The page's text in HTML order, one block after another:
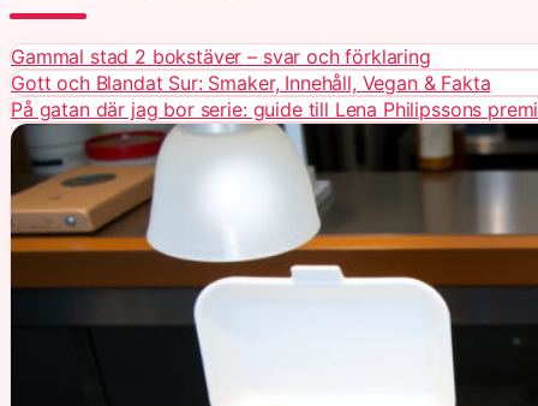
Gammal stad 2 bokstäver – svar och förklaring
Gott och Blandat Sur: Smaker, Innehåll, Vegan & Fakta
På gatan där jag bor serie: guide till Lena Philipssons